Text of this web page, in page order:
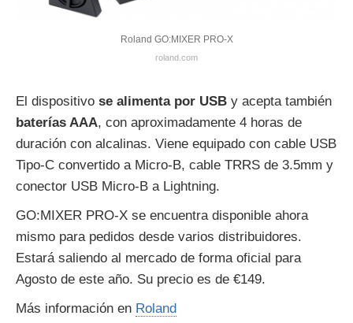
Roland GO:MIXER PRO-X
roland.com
El dispositivo se alimenta por USB y acepta también
baterías AAA, con aproximadamente 4 horas de
duración con alcalinas. Viene equipado con cable USB
Tipo-C convertido a Micro-B, cable TRRS de 3.5mm y
conector USB Micro-B a Lightning.
GO:MIXER PRO-X se encuentra disponible ahora
mismo para pedidos desde varios distribuidores.
Estará saliendo al mercado de forma oficial para
Agosto de este año. Su precio es de €149.
Más información en Roland